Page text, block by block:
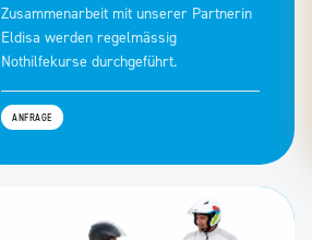
Zusammenarbeit mit unserer Partnerin
Eldisa werden regelmässig
Nothilfekurse durchgeführt.
ANFRAGE